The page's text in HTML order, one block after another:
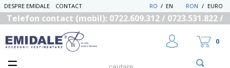
DESPRE EMIDALE CONTACT RON / EURO
EN
/
RO
Telefon contact (mobil): 0722.609.312 / 0723.531.822 /
0